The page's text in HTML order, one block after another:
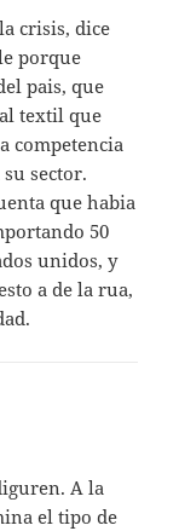
crisis, dice
porque
pais, que
textil que
competencia
sector.
que habia
50
unidos, y
a de la rua,
A la
el tipo de